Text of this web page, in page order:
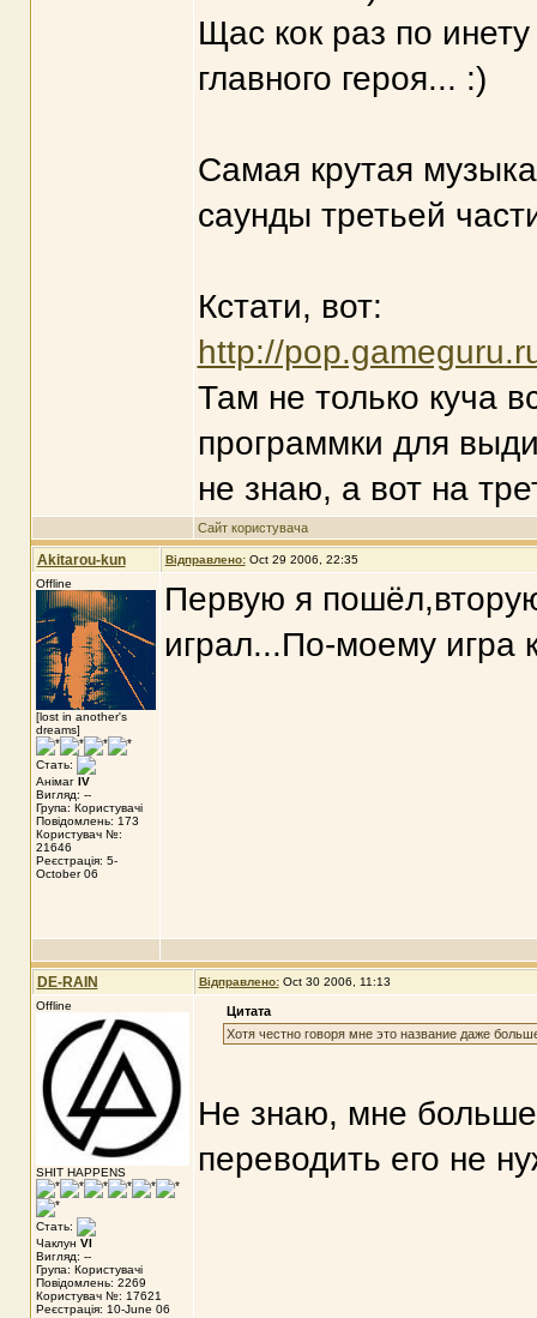
Щас кок раз по
главного героя... :)
Самая крутая
саунды третьей
Кстати, вот:
http://
Там не только куча
программки для
не знаю, а вот на
Сайт користувача
Akitarou-kun Відправлено: Oct 29 2006, 22:35
Offline
[lost in another's
dreams]
Стать:
Анімаг IV
Вигляд: --
Група: Користувачі
Повідомлень: 173
Користувач №:
21646
Реєстрація: 5-
October 06
Первую я
играл...По-моему игра
DE-RAIN Відправлено: Oct 30 2006, 11:13
Offline
SHIT HAPPENS
Стать:
Чаклун VI
Вигляд: --
Група: Користувачі
Повідомлень: 2269
Користувач №: 17621
Реєстрація: 10-June 06
Цитата
Хотя честно говоря мне это название даже
Не знаю, мне больше
переводить его не